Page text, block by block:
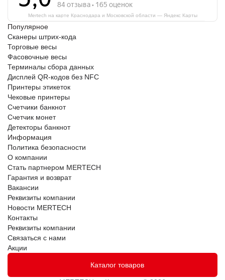
Mertech на карте Краснодара и Московской области — Яндекс Карты
Популярное
Сканеры штрих-кода
Торговые весы
Фасовочные весы
Терминалы сбора данных
Дисплей QR-кодов без NFC
Принтеры этикеток
Чековые принтеры
Счетчики банкнот
Счетчик монет
Детекторы банкнот
Информация
Политика безопасности
О компании
Стать партнером MERTECH
Гарантия и возврат
Вакансии
Реквизиты компании
Новости MERTECH
Контакты
Реквизиты компании
Связаться с нами
Акции
Каталог товаров